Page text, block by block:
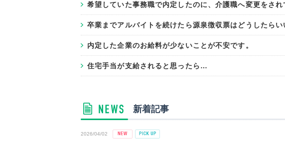
希望していた事務職で内定したのに、介護職へ変更をされ
卒業までアルバイトを続けたら源泉徴収票はどうしたらい
内定した企業のお給料が少ないことが不安です。
住宅手当が支給されると思ったら…
新着記事
2026/04/02